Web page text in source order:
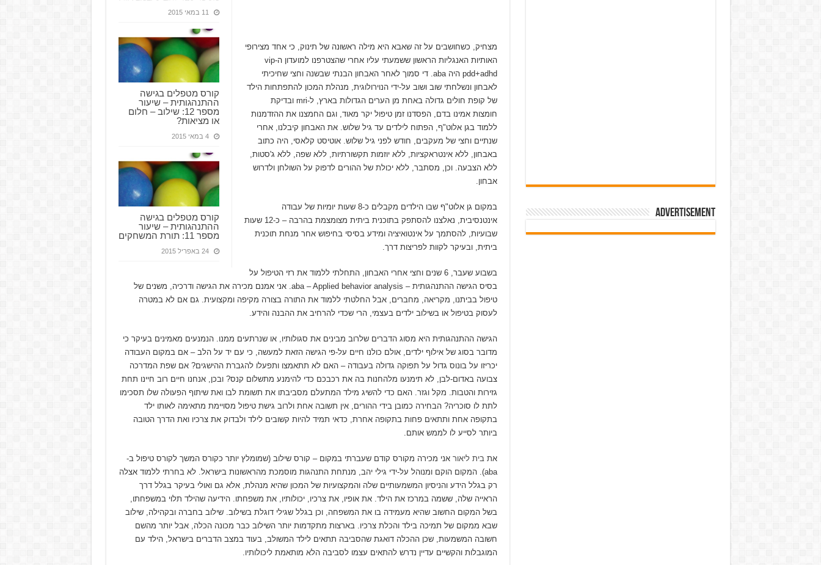
11 במאי 2015
קורס מטפלים בגישה
ההתנהגותית – שיעור
מספר 12: שילוב – חלום
או מציאות?
4 במאי 2015
קורס מטפלים בגישה
ההתנהגותית – שיעור
מספר 11: תורת המשחקים
24 באפריל 2015
מצחיק, כשחושבים על זה שאבא היא מילה ראשונה של תינוק, כי אחד מצירופי
האותיות האנגליות הראשון ששמעתי עליו אחרי שהצטרפנו למועדון ה-vip
pdd+adhd היה aba. די סמוך לאחר האבחון הבנתי שבשנה וחצי שחיכיתי
לאבחון ונשלחתי שוב ושוב על-ידי הנוירולוגית, מנהלת המכון להתפתחות הילד
של קופת חולים גדולה באחת מן הערים הגדולות בארץ, ל-mri ובדיקת
חומצות אמינו בדם, הפסדנו זמן טיפול יקר מאוד, וגם החמצנו את ההזדמנות
ללמוד בגן אלוט"ף, הפתוח לילדים עד גיל שלוש. את האבחון קיבלנו, אחרי
שנתיים וחצי של מעקבים, חודש לפני גיל שלוש. אוטיסט קלאסי, היה כתוב
באבחון, ללא אינטראקציות, ללא יוזמות תקשורתיות, ללא שפה, ללא ג'סטות,
ללא הצבעה. וכן, מסתבר, ללא יכולת של ההורים לדפוק על השולחן ולדרוש
אבחון.
במקום גן אלוט"ף שבו הילדים מקבלים כ-8 שעות יומיות של עבודה
אינטנסיבית, נאלצנו להסתפק בתוכנית ביתית מצומצמת בהרבה – כ-12 שעות
שבועיות, להסתמך על אינטואיציה ומידע בסיסי בחיפוש אחר מנחת תוכנית
ביתית, ובעיקר לקוות לפריצות דרך.
בשבוע שעבר, 6 שנים וחצי אחרי האבחון, התחלתי ללמוד את רזי הטיפול על
בסיס הגישה ההתנהגותית – aba – Applied behavior analysis. אני אמנם מכירה את הגישה ודרכיה, משנים של
טיפול בביתנו, מקריאה, מחברים, אבל החלטתי ללמוד את התורה בצורה מקיפה ומקצועית. גם אם לא במטרה
לעסוק בטיפול או בשילוב ילדים בעצמי, הרי שכדי להרחיב את ההבנה והידע.
הגישה ההתנהגותית היא מסוג הדברים שלרוב מבינים את סגולותיו, או שנרתעים ממנו. הנמנעים מאמינים בעיקר כי
מדובר בסוג של אילוף ילדים, אולם כולנו חיים על-פי הגישה הזאת למעשה, כי עם יד על הלב – אם במקום העבודה
יכריזו על בונוס גדול על תפוקה גדולה בעבודה – האם לא תתאמצו ותפעלו להגברת ההישגים? אם שפת המדרכה
צבועה באדום-לבן, לא תימנעו מלהחנות בה את רכבכם כדי להימנע מתשלום קנס? ובכן, אנחנו חיים רוב חיינו תחת
גזירות והטבות. מקל וגזר. האם כדי להשיג מילד המתעלם מסביבתו את תשומת לבו ואת שיתוף הפעולה שלו תסכימו
לתת לו סוכריה? הבחירה כמובן בידי ההורים, אין תשובה אחת ולרוב גישת טיפול מסויימת מתאימה לאותו ילד
בתקופה אחת ותתאים פחות בתקופה אחרת, כדאי תמיד להיות קשובים לילד ולבדוק את צרכיו ואת הדרך הטובה
ביותר לסייע לו לממש אותם.
אתבית ליאור אני מכירה מקורס קודם שעברתי במקום – קורס שילוב (שמומלץ יותר כקורס המשך לקורס טיפול ב-
aba). המקום הוקם ומנוהל על-ידי גילי יהב, מנתחת התנהגות מוסמכת מהראשונות בישראל. לא בחרתי ללמוד אצלה
רק בגלל הידע והניסיון המשמעותיים שלה והמקצועיות של המכון שהיא מנהלת, אלא גם ואולי בעיקר בגלל דרך
הראייה שלה, ששמה במרכז את הילד. את אופיו, את צרכיו, יכולותיו, את משפחתו. הידיעה שהילד תלוי במשפחתו,
בשל המקום החשוב שהיא מעמידה בו את המשפחה, וכן בגלל שגילי דוגלת בשילוב. שילוב בחברה ובקהילה, שילוב
שבא ממקום של תמיכה בילד והכלת צרכיו. בארצות מתקדמות יותר השילוב כבר מכונה הכלה, אבל יותר מהשם
חשובה המשמעות, שכן ההכלה דואגת שהסביבה תתאים לילד המשולב, בעוד במצב הדברים בישראל, הילד עם
המוגבלות והקשיים עדיין נדרש להתאים עצמו לסביבה הלא מותאמת ליכולותיו.
Advertisement